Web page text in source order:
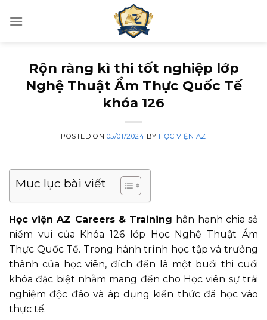
Rộn ràng kì thi tốt nghiệp lớp
Nghệ Thuật Ẩm Thực Quốc Tế
khóa 126
POSTED ON 05/01/2024 BY HỌC VIỆN AZ
Mục lục bài viết
Học viện AZ Careers & Training hân hạnh chia sẻ
niềm vui của Khóa 126 lớp Học Nghệ Thuật Ẩm
Thực Quốc Tế. Trong hành trình học tập và trưởng
thành của học viên, đích đến là một buổi thi cuối
khóa đặc biệt nhằm mang đến cho Học viên sự trải
nghiệm độc đáo và áp dụng kiến thức đã học vào
thực tế.